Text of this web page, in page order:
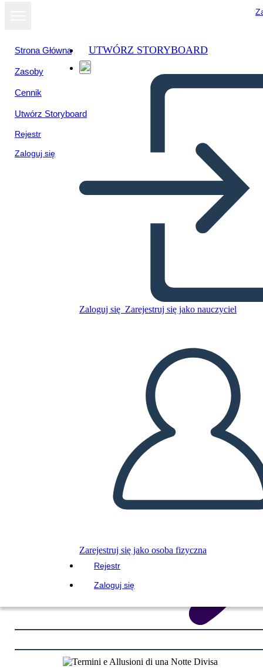
Strona Główna
Zasoby
Cennik
Utwórz Storyboard
Rejestr
Zaloguj się
UTWÓRZ STORYBOARD
Zaloguj się Zarejestruj się jako nauczyciel
Zarejestruj się jako osoba fizyczna
Rejestr
Zaloguj się
Skopiuj tę scenorys
ODTWARZANIE POKAZU SLAJDÓW
PRZECZYTAJ MI